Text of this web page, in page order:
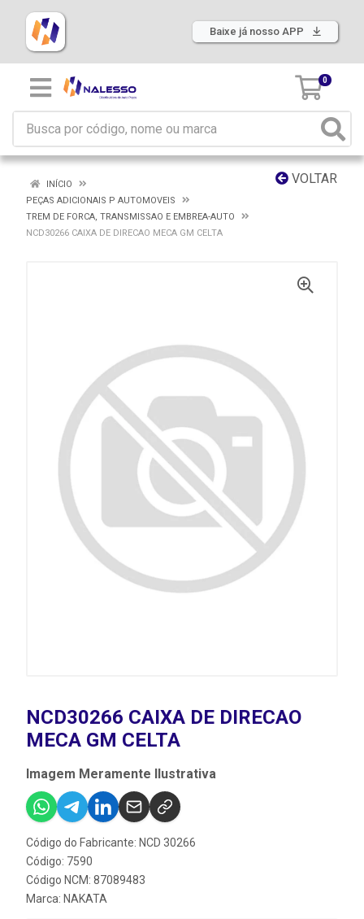
Baixe já nosso APP
0
VOLTAR
INÍCIO
PEÇAS ADICIONAIS P AUTOMOVEIS
TREM DE FORCA, TRANSMISSAO E EMBREA-AUTO
NCD30266 CAIXA DE DIRECAO MECA GM CELTA
NCD30266 CAIXA DE DIRECAO
MECA GM CELTA
Imagem Meramente Ilustrativa
Código do Fabricante: NCD 30266
Código: 7590
Código NCM: 87089483
Marca: NAKATA